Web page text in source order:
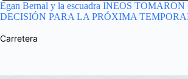
Egan Bernal y la escuadra INEOS
DECISIÓN PARA LA PRÓXIMA
Carretera